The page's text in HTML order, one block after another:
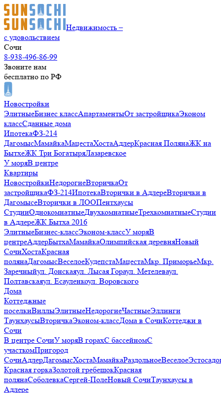
Недвижимость –
с удовольствием
Сочи
8-938-496-86-99
Звоните нам
бесплатно по РФ
Новостройки
ЭлитныеБизнес классАпартаментыОт застройщикаЭконом
классСданные дома
ИпотекаФЗ-214
ДагомысМамайкаМацестаХостаАдлерКрасная ПолянаЖК на
БытхеЖК Три БогатыряЛазаревское
У моряВ центре
Квартиры
НовостройкиНедорогиеВторичкаОт
застройщикаФЗ-214ИпотекаВторички в АдлереВторички в
ДагомысеВторички в ЛООПентхаусы
СтудииОднокомнатныеДвухкомнатныеТрехкомнатныеСтудии
в АдлереЖК Бытха 2016
ЭлитныеБизнес-классЭконом-классУ моряВ
центреАдлерБытхаМамайкаОлимпийская деревняНовый
СочиХостаКрасная
полянаДагомысВеселоеКудепстаМацестаМкр. ПриморьеМкр.
Заречныйул. Донскаяул. Лысая Гораул. Метелеваул.
Полтавскаяул. Есауленкоул. Воровского
Дома
Коттеджные
поселкиВиллыЭлитныеНедорогиеЧастныеЭллинги
ТаунхаусыВторичкаЭконом-классДома в СочиКоттеджи в
Сочи
В центре СочиУ моряВ горахС бассейномС
участкомПригород
СочиАдлерДагомысХостаМамайкаРаздольноеВеселое
Красная горкаЗолотой гребешокКрасная
полянаСоболевкаСергей-ПолеНовый СочиТаунхаусы в
Адлере